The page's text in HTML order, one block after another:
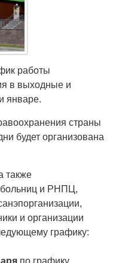
работы
в выходные и
январе.
страны
будет организована
также
больниц и РНПЦ,
и организации
графику:
по графику